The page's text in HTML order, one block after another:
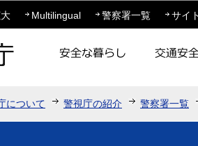
この
Multilingual 警察署一覧 サイ
について 警視庁の紹介 警察署一覧